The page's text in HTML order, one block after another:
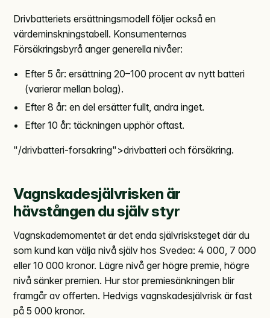
Drivbatteriets ersättningsmodell följer också en
värdeminskningstabell. Konsumenternas
Försäkringsbyrå anger generella nivåer:
Efter 5 år: ersättning 20–100 procent av nytt batteri
(varierar mellan bolag).
Efter 8 år: en del ersätter fullt, andra inget.
Efter 10 år: täckningen upphör oftast.
"/drivbatteri-forsakring">drivbatteri och försäkring.
Vagnskadesjälvrisken är
hävstången du själv styr
Vagnskademomentet är det enda självrisksteget där du
som kund kan välja nivå själv hos Svedea: 4 000, 7 000
eller 10 000 kronor. Lägre nivå ger högre premie, högre
nivå sänker premien. Hur stor premiesänkningen blir
framgår av offerten. Hedvigs vagnskadesjälvrisk är fast
på 5 000 kronor.